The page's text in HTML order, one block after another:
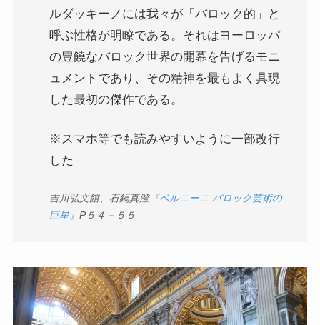
ルダッキーノには我々が「バロック的」と
呼ぶ性格が明瞭である。それはヨーロッパ
の豊饒なバロック世界の開幕を告げるモニ
ュメントであり、その精神を最もよく具現
した最初の傑作である。
※スマホ等でも読みやすいように一部改行
した
吉川弘文館、石鍋真澄『ベルニーニ バロック芸術の
巨星』 P５４－５５